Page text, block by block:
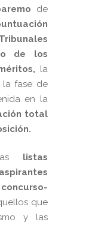
de
de los
la
la fase de
en la
total
listas
que
y las